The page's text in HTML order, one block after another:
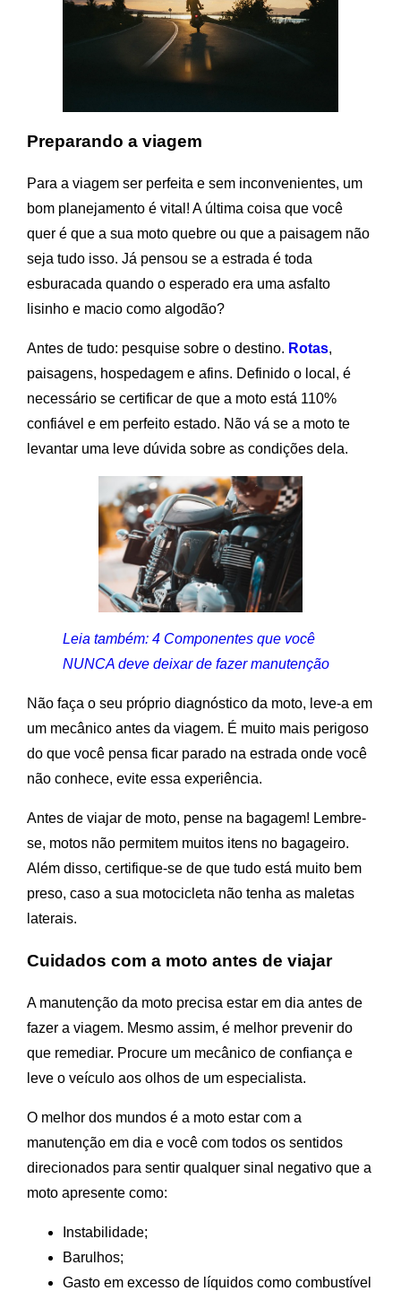
Preparando a viagem
Para a viagem ser perfeita e sem inconvenientes, um
bom planejamento é vital! A última coisa que você
quer é que a sua moto quebre ou que a paisagem não
seja tudo isso. Já pensou se a estrada é toda
esburacada quando o esperado era uma asfalto
lisinho e macio como algodão?
Antes de tudo: pesquise sobre o destino. Rotas,
paisagens, hospedagem e afins. Definido o local, é
necessário se certificar de que a moto está 110%
confiável e em perfeito estado. Não vá se a moto te
levantar uma leve dúvida sobre as condições dela.
Leia também: 4 Componentes que você
NUNCA deve deixar de fazer manutenção
Não faça o seu próprio diagnóstico da moto, leve-a em
um mecânico antes da viagem. É muito mais perigoso
do que você pensa ficar parado na estrada onde você
não conhece, evite essa experiência.
Antes de viajar de moto, pense na bagagem! Lembre-
se, motos não permitem muitos itens no bagageiro.
Além disso, certifique-se de que tudo está muito bem
preso, caso a sua motocicleta não tenha as maletas
laterais.
Cuidados com a moto antes de viajar
A manutenção da moto precisa estar em dia antes de
fazer a viagem. Mesmo assim, é melhor prevenir do
que remediar. Procure um mecânico de confiança e
leve o veículo aos olhos de um especialista.
O melhor dos mundos é a moto estar com a
manutenção em dia e você com todos os sentidos
direcionados para sentir qualquer sinal negativo que a
moto apresente como:
Instabilidade;
Barulhos;
Gasto em excesso de líquidos como combustível